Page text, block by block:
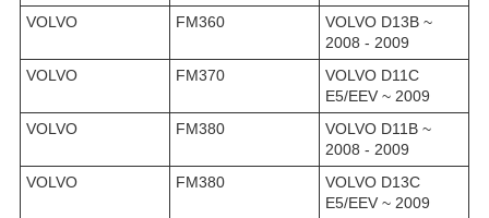
VOLVO
FM360
VOLVO D13B ~
2008 - 2009
VOLVO
FM370
VOLVO D11C
E5/EEV ~ 2009
VOLVO
FM380
VOLVO D11B ~
2008 - 2009
VOLVO
FM380
VOLVO D13C
E5/EEV ~ 2009